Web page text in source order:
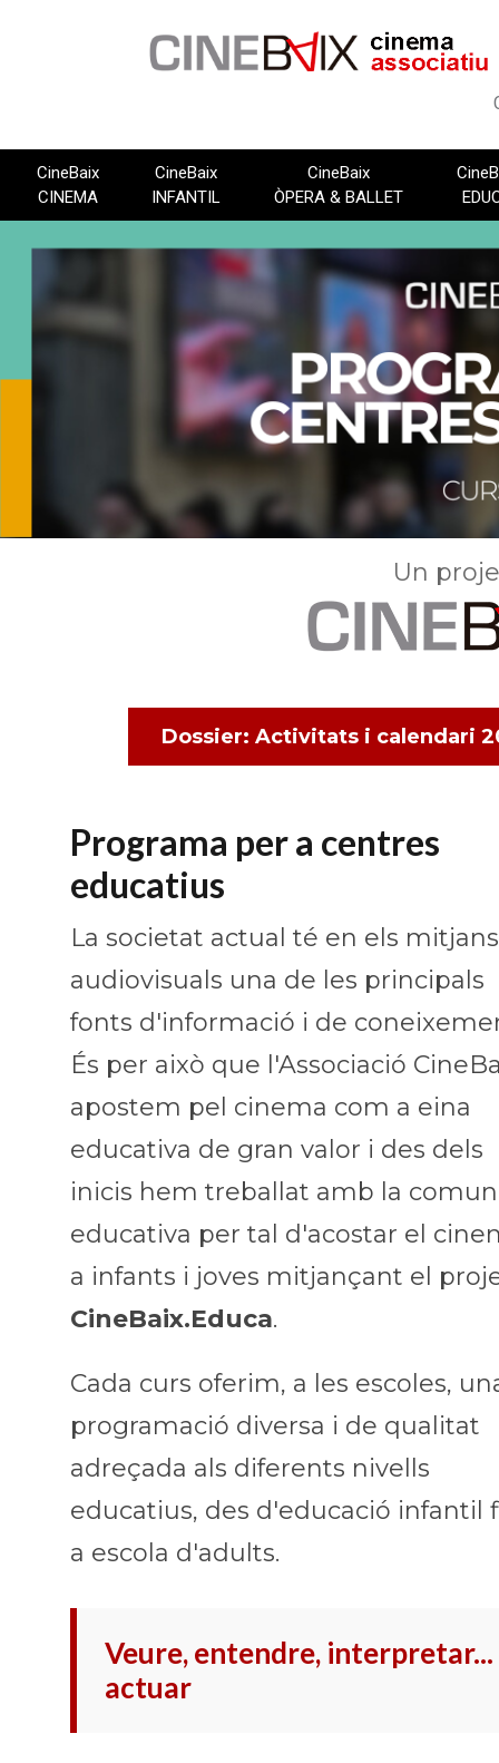
CineBaix
CINEMA
CineBaix
INFANTIL
CineBaix
ÒPERA & BALLET
Un
Dossier: Activitats i calendari
Programa per a centres
educatius
La societat actual té en els mitjans
audiovisuals una de les principals
fonts d'informació i de
És per això que l'Associació
apostem pel cinema com a eina
educativa de gran valor i des dels
inicis hem treballat amb la
educativa per tal d'acostar el
a infants i joves mitjançant el
CineBaix.Educa.
Cada curs oferim, a les escoles,
programació diversa i de qualitat
adreçada als diferents nivells
educatius, des d'educació infantil
a escola d'adults.
Veure, entendre, interpretar...
actuar